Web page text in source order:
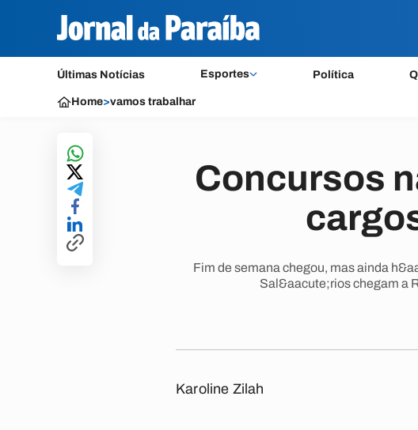
Últimas Notícias Esportes Política
Home>vamos trabalhar
Concursos
Fim de semana chegou, mas ainda
Sal&aacute;rios chegam a
Karoline Zilah